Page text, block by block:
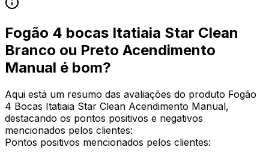
Fogão 4 bocas Itatiaia Star Clean
Branco ou Preto Acendimento
Manual é bom?
Aqui está um resumo das avaliações do produto Fogão
4 Bocas Itatiaia Star Clean Acendimento Manual,
destacando os pontos positivos e negativos
mencionados pelos clientes:
Pontos positivos mencionados pelos clientes: